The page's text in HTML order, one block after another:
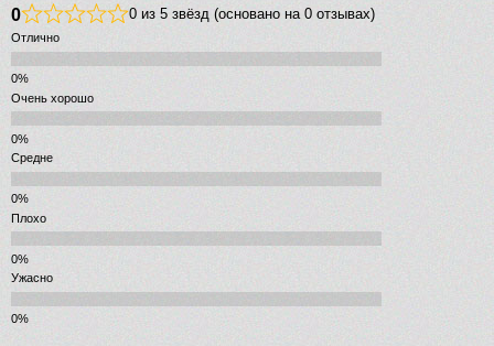
0 0 из 5 звёзд (основано на 0 отзывах)
Отлично
Очень хорошо
Средне
Плохо
Ужасно